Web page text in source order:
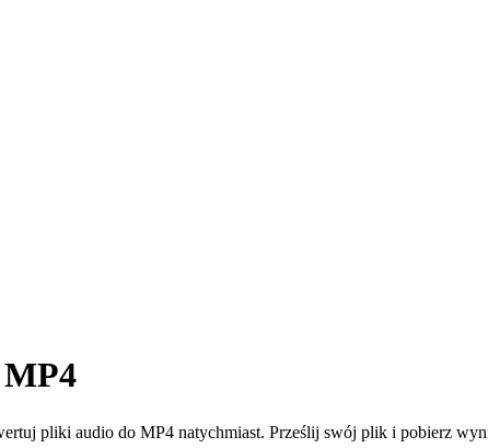
pliki audio do MP4 natychmiast. Prześlij swój plik i pobierz